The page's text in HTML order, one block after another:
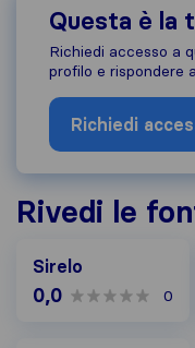
Questa è la
Richiedi accesso a
profilo e rispondere
Richiedi
Rivedi le
Sirelo
0,0 0